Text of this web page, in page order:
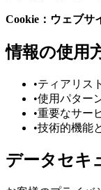
Cookie：ウェブサ
情報の使用
•ティアリス
•使用パター
•重要なサー
•技術的機能
データセキ